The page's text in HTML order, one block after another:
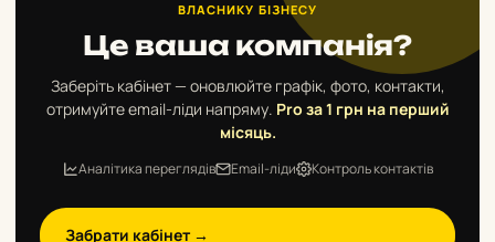
ВЛАСНИКУ БІЗНЕСУ
Це ваша компанія?
Заберіть кабінет — оновлюйте графік, фото, контакти,
отримуйте email-ліди напряму. Pro за 1 грн на перший
місяць.
Аналітика переглядів Email-ліди Контроль контактів
Забрати кабінет →